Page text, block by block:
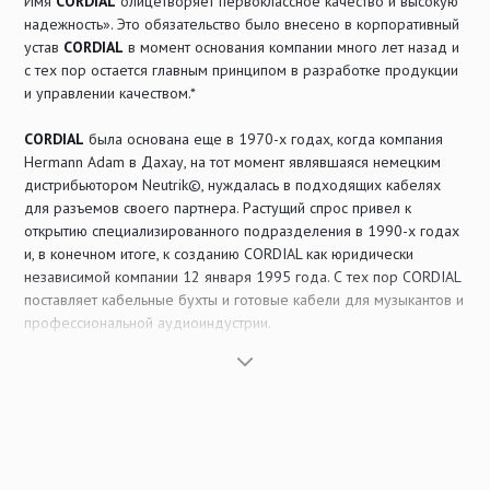
Видео радиочастотный кабель
Мультикорный видео кабель
Готовый видео радиочастотный кабель
надежность». Это обязательство было внесено в корпоративный
устав CORDIAL в момент основания компании много лет назад и
с тех пор остается главным принципом в разработке продукции
и управлении качеством.*
CORDIAL была основана еще в 1970-х годах, когда компания
Hermann Adam в Дахау, на тот момент являвшаяся немецким
дистрибьютором Neutrik©, нуждалась в подходящих кабелях
для разъемов своего партнера. Растущий спрос привел к
открытию специализированного подразделения в 1990-х годах
и, в конечном итоге, к созданию CORDIAL как юридически
независимой компании 12 января 1995 года. С тех пор CORDIAL
поставляет кабельные бухты и готовые кабели для музыкантов и
профессиональной аудиоиндустрии.
Ассортимент продукции ориентирован на потребности